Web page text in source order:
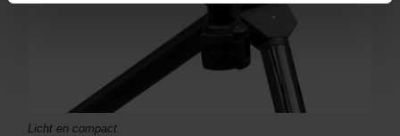
Licht en compact